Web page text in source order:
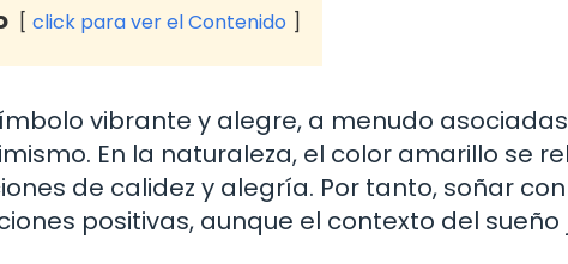
click para ver el Contenido
vibrante y alegre, a menudo
En la naturaleza, el color amarillo se
de calidez y alegría. Por tanto, soñar
positivas, aunque el contexto del